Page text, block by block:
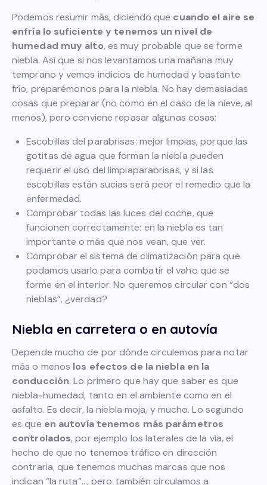
Podemos resumir más, diciendo que cuando el aire se
enfría lo suficiente y tenemos un nivel de
humedad muy alto, es muy probable que se forme
niebla. Así que si nos levantamos una mañana muy
temprano y vemos indicios de humedad y bastante
frío, preparémonos para la niebla. No hay demasiadas
cosas que preparar (no como en el caso de la nieve, al
menos), pero conviene repasar algunas cosas:
Escobillas del parabrisas: mejor limpias, porque las
gotitas de agua que forman la niebla pueden
requerir el uso del limpiaparabrisas, y si las
escobillas están sucias será peor el remedio que la
enfermedad.
Comprobar todas las luces del coche, que
funcionen correctamente: en la niebla es tan
importante o más que nos vean, que ver.
Comprobar el sistema de climatización para que
podamos usarlo para combatir el vaho que se
forme en el interior. No queremos circular con “dos
nieblas”, ¿verdad?
Niebla en carretera o en autovía
Depende mucho de por dónde circulemos para notar
más o menos los efectos de la niebla en la
conducción. Lo primero que hay que saber es que
niebla=humedad, tanto en el ambiente como en el
asfalto. Es decir, la niebla moja, y mucho. Lo segundo
es que en autovía tenemos más parámetros
controlados, por ejemplo los laterales de la vía, el
hecho de que no tenemos tráfico en dirección
contraria, que tenemos muchas marcas que nos
indican “la ruta”…, pero también circulamos a